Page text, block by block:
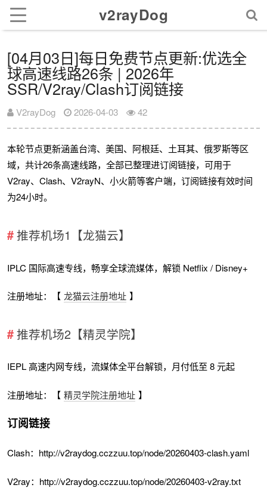
v2rayDog
[04月03日]每日免费节点更新:优选全
球高速线路26条 | 2026年
SSR/V2ray/Clash订阅链接
V2rayDog 2026-04-03 42
本轮节点更新涵盖台湾、美国、阿根廷、土耳其、俄罗斯等区
域，共计26条高速线路，全部已整理进订阅链接，可用于
V2ray、Clash、V2rayN、小火箭等客户端，订阅链接有效时间
为24小时。
推荐机场1【龙猫云】
IPLC 国际高速专线，畅享全球流媒体，解锁 Netflix / Disney+
注册地址：【 龙猫云注册地址 】
推荐机场2【精灵学院】
IEPL 高速内网专线，流媒体全平台解锁，月付低至 8 元起
注册地址：【 精灵学院注册地址 】
订阅链接
Clash：http://v2raydog.cczzuu.top/node/20260403-clash.yaml
V2ray：http://v2raydog.cczzuu.top/node/20260403-v2ray.txt